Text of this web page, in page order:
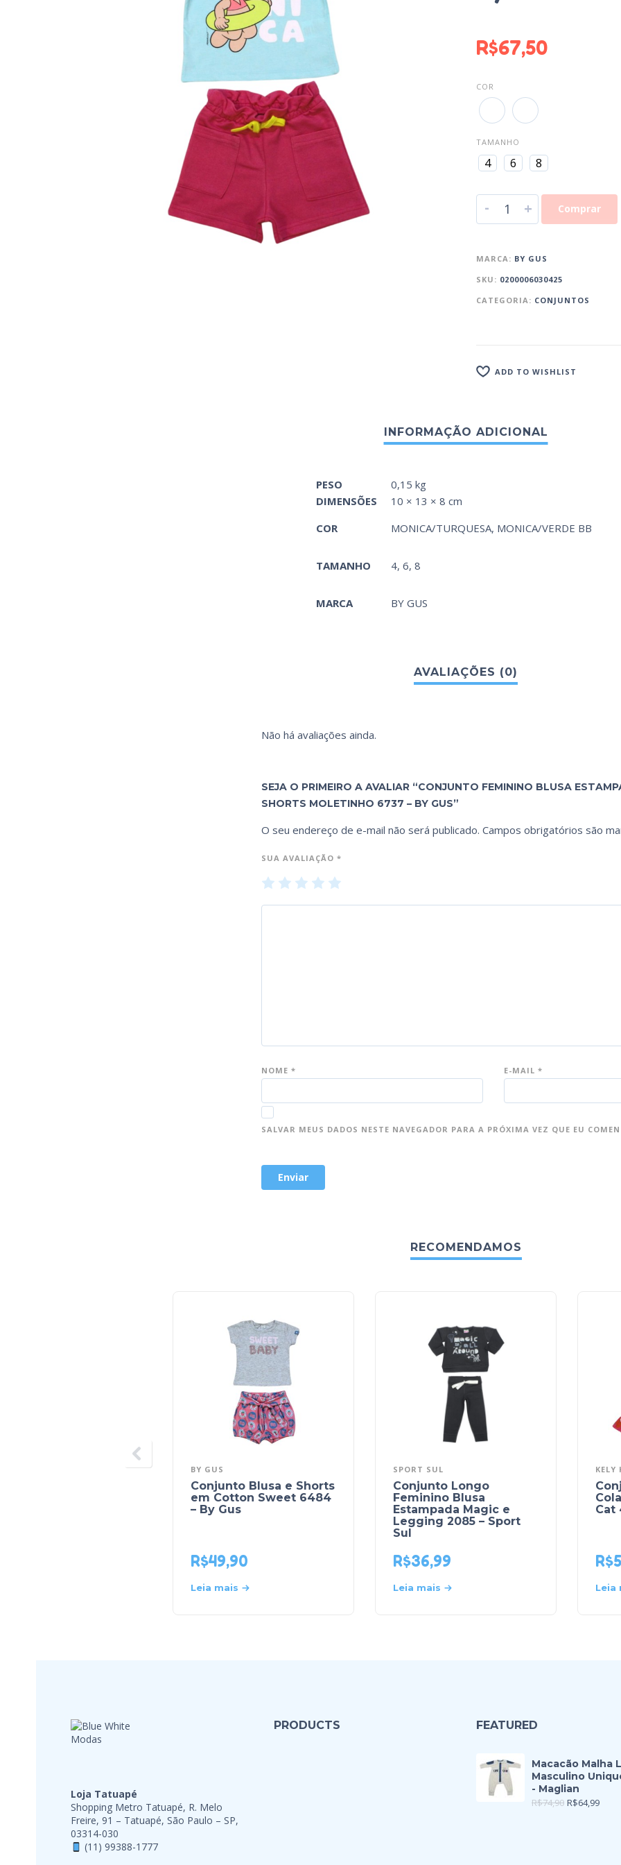
R$67,50
COR
TAMANHO
4 6 8
- + Comprar
MARCA: BY GUS
SKU: 0200006030425
CATEGORIA: CONJUNTOS
ADD TO WISHLIST
PESO
0,15 kg
DIMENSÕES
10 × 13 × 8 cm
COR
MONICA/TURQUESA, MONICA/VERDE BB
TAMANHO 4, 6, 8
MARCA BY GUS
Não há avaliações ainda.
SEJA O PRIMEIRO A AVALIAR “CONJUNTO FEMININO BLUSA
SHORTS MOLETINHO 6737 – BY GUS”
O seu endereço de e-mail não será publicado. Campos obrigatórios são
SUA AVALIAÇÃO *
1 2 3 4
NOME * E-MAIL *
SALVAR MEUS DADOS NESTE NAVEGADOR PARA A PRÓXIMA VEZ QUE EU
RECOMENDAMOS
BY GUS
Conjunto Blusa e Shorts
em Cotton Sweet 6484
– By Gus
R$49,90
Leia mais
SPORT SUL
Conjunto Longo
Feminino Blusa
Estampada Magic e
Legging 2085 – Sport
Sul
R$36,99
Leia mais
KELY
Cat
R$
Leia
Loja Tatuapé
Shopping Metro Tatuapé, R. Melo
Freire, 91 – Tatuapé, São Paulo – SP,
03314-030
(11) 99388-1777
PRODUCTS FEATURED
Macacão Malha
Masculino
- Maglian
R$74,90 R$64,99